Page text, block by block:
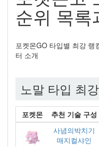
순위 목록
포켓몬GO 타입별 최강 랭
터 소개
노말 타입 최
포켓몬 추천 기술 구성
사념의박치기
매지컬샤인